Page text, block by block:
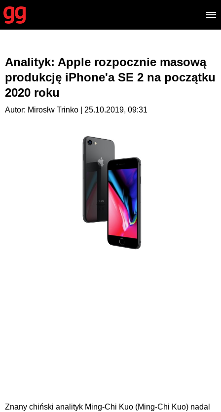
Analityk: Apple rozpocznie masową
produkcję iPhone'a SE 2 na początku
2020 roku
Autor: Mirosłw Trinko | 25.10.2019, 09:31
Znany chiński analityk Ming-Chi Kuo (Ming-Chi Kuo) nadal